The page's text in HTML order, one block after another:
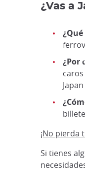
¿Vas a
¿Qué
¿Por
¡No pierda
Si tienes